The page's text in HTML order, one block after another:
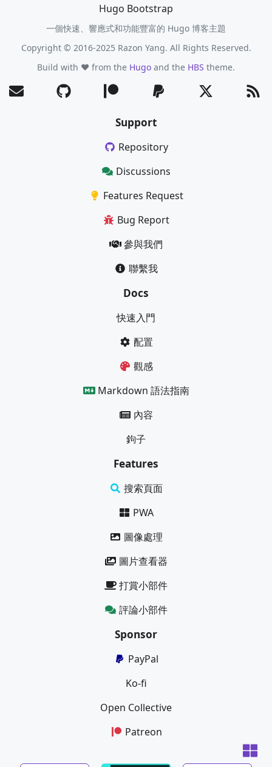
Hugo Bootstrap
一個快速、響應式和功能豐富的 Hugo 博客主題
Copyright © 2016-2025 Razon Yang. All Rights Reserved.
Build with ❤️ from the Hugo and the HBS theme.
Support
Repository
Discussions
Features Request
Bug Report
參與我們
聯繫我
Docs
快速入門
配置
觀感
Markdown 語法指南
內容
鉤子
Features
搜索頁面
PWA
圖像處理
圖片查看器
打賞小部件
評論小部件
Sponsor
PayPal
Ko-fi
Open Collective
Patreon